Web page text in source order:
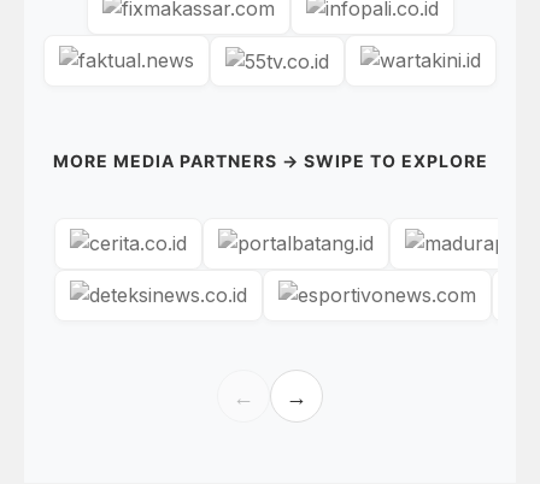
MORE MEDIA PARTNERS → SWIPE TO EXPLORE
← →